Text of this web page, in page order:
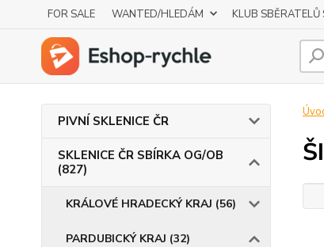
FOR SALE WANTED/HLEDÁM KLUB SBĚRATELŮ
PIVNÍ SKLENICE ČR
SKLENICE ČR SBÍRKA OG/OB
(827)
KRÁLOVÉ HRADECKÝ KRAJ (56)
PARDUBICKÝ KRAJ (32)